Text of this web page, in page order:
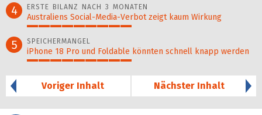
4 ERSTE BILANZ NACH 3 MONATEN
Australiens Social-Media-Verbot zeigt kaum Wirkung
5 SPEICHERMANGEL
iPhone 18 Pro und Foldable könnten schnell knapp werden
Voriger Inhalt
Nächster Inhalt